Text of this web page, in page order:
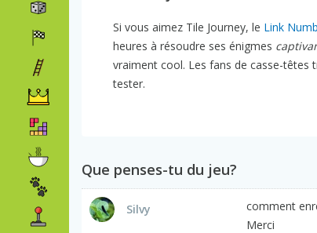
Si vous aimez Tile Journey, le Link
heures à résoudre ses énigmes
vraiment cool. Les fans de casse-têtes
tester.
Que penses-tu du jeu?
Silvy
comment
Merci